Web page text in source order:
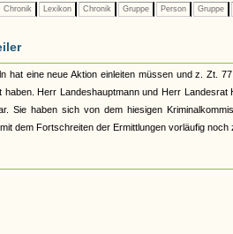
Chronik Lexikon Chronik Gruppe Person Gruppe
eine neue Aktion einleiten müssen und z. Zt.
Herr Landeshauptmann und Herr Landesrat
haben sich von dem hiesigen
dem Fortschreiten der Ermittlungen vorläufig noch